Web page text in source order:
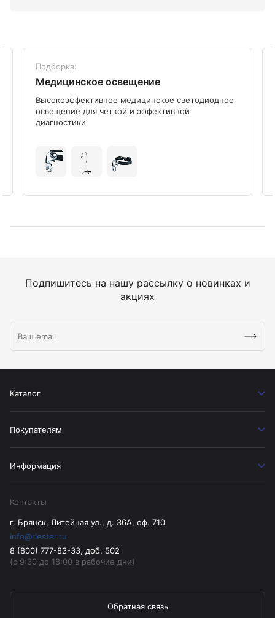
Подборка:
Медицинское освещение
Высокоэффективное медицинское светодиодное
освещение для четкой и эффективной
диагностики.
Подпишитесь на нашу рассылку о новинках и
акциях
Каталог
Покупателям
Информация
Контакты
г. Брянск, Литейная ул., д. 36А, оф. 710
info@riester.ru
8 (800) 777-83-33, доб. 502
(с 9:30 до 18:00 в рабочие дни)
Обратная связь